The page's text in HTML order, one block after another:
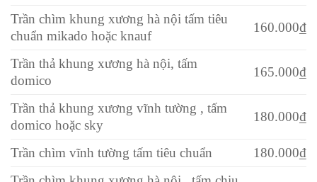
Trần chìm khung xương hà nội tấm tiêu
chuẩn mikado hoặc knauf
160.000₫
Trần thả khung xương hà nội, tấm
domico
165.000₫
Trần thả khung xương vĩnh tường , tấm
domico hoặc sky
180.000₫
Trần chìm vĩnh tường tấm tiêu chuẩn
180.000₫